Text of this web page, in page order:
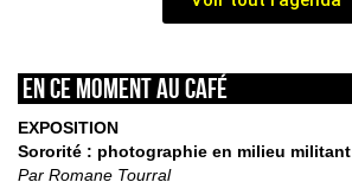
En ce moment au café
EXPOSITION
Sororité : photographie en milieu militant
Par Romane Tourral